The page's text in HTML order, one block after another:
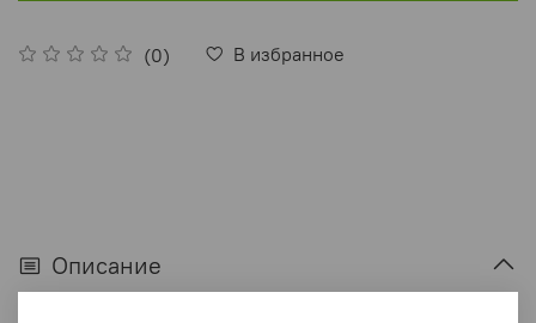
(0) В избранное
Описание